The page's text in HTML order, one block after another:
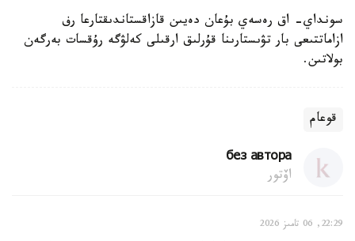
سونداي- اق رەسەي بۇعان دەيىن قازاقستاندىقتارعا رف
ازاماتتىعى بار تۋىستارىنا قۇرلىق ارقىلى كەلۋگە رۇقسات بەرگەن
بولاتىن.
قوعام
без автора
اۆتور
22:29, 06 تامىز 2026